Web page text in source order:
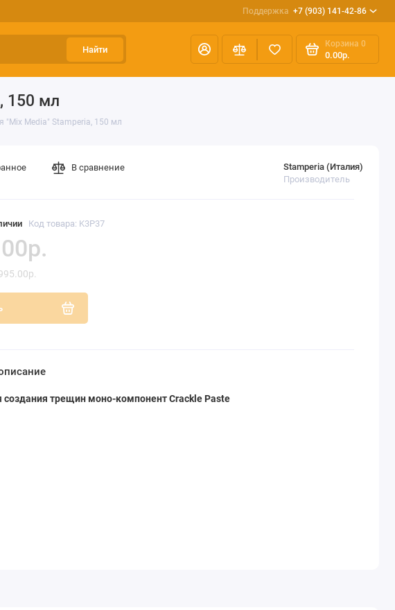
Поддержка +7 (903) 141-42-86
Найти
Корзина 0
0.00р.
150 мл
"Mix Media" Stamperia, 150 мл
Код товара: K3P37
Stamperia (Италия)
Производитель
В сравнение
создания трещин моно-компонент Crackle Paste